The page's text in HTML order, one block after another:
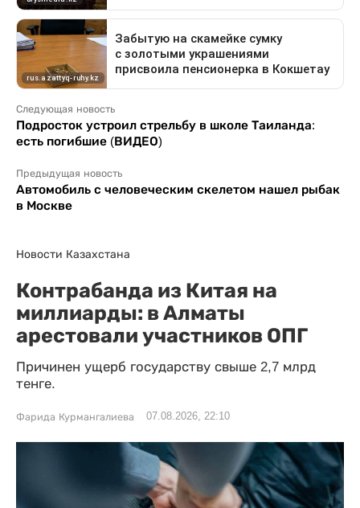
Следующая новость
Подросток устроил стрельбу в школе Таиланда:
есть погибшие (ВИДЕО)
Предыдущая новость
Автомобиль с человеческим скелетом нашел рыбак
в Москве
Новости Казахстана
Контрабанда из Китая на
миллиарды: в Алматы
арестовали участников ОПГ
Причинен ущерб государству свыше 2,7 млрд
тенге.
Фарида Курмангалиева 07.08.2026, 22:10